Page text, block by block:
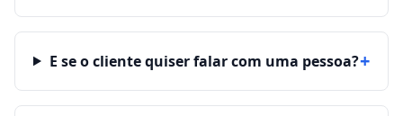
E se o cliente quiser falar com uma pessoa?+